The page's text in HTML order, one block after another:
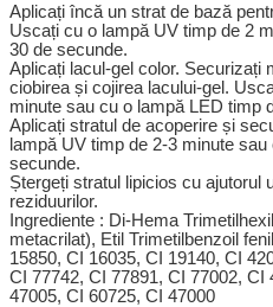
Aplicați încă un strat de bază
Uscați cu o lampă UV timp de 2
30 de secunde.
Aplicați lacul-gel color. Securizați
ciobirea și cojirea lacului-gel.
minute sau cu o lampă LED timp
Aplicați stratul de acoperire și
lampă UV timp de 2-3 minute
secunde.
Ștergeți stratul lipicios cu ajutorul
reziduurilor.
Ingrediente : Di-Hema
metacrilat), Etil Trimetilbenzoil
15850, CI 16035, CI 19140, CI
CI 77742, CI 77891, CI 77002, CI
47005, CI 60725, CI 47000